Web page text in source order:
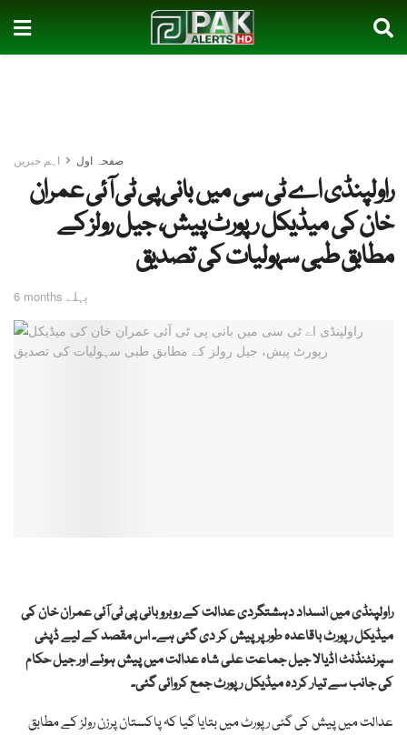
صفحہ اول اہم خبریں
راولپنڈی اے ٹی سی میں بانی پی ٹی آئی عمران
خان کی میڈیکل رپورٹ پیش، جیل رولز کے
مطابق طبی سہولیات کی تصدیق
6 months پہلے
راولپنڈی میں انسداد دہشتگردی عدالت کے روبرو بانی پی ٹی آئیعمران خانکی
میڈیکل رپورٹ باقاعدہ طور پر پیش کر دی گئی ہے۔ اس مقصد کے لیے ڈپٹی
سپرنٹنڈنٹاڈیالا جیلجماعت علی شاہ عدالت میں پیش ہوئے اور جیل حکام
کی جانب سے تیار کردہ میڈیکل رپورٹ جمع کروائی گئی۔
عدالت میں پیش کی گئی رپورٹ میں بتایا گیا کہ پاکستان پرزن رولز کے مطابق